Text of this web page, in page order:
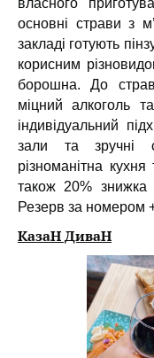
власного
основні страви з
закладі готують
корисним
борошна. До
міцний алкоголь
індивідуальний
зали та зручні
різноманітна
також 20% знижка
Резерв за номером
КазаН ДиваН